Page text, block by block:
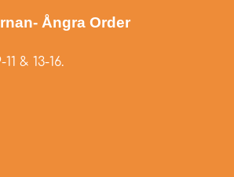
- Ångra Order
& 13-16.